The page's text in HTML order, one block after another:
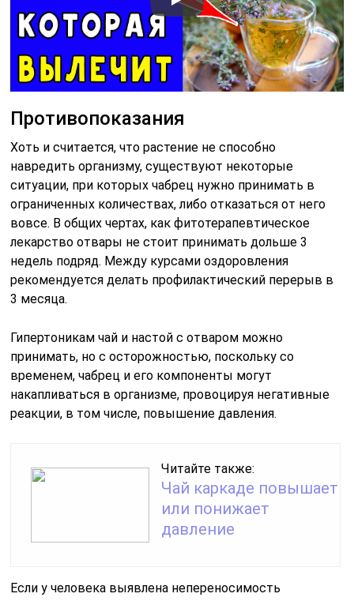
Противопоказания
Хоть и считается, что растение не способно
навредить организму, существуют некоторые
ситуации, при которых чабрец нужно принимать в
ограниченных количествах, либо отказаться от него
вовсе. В общих чертах, как фитотерапевтическое
лекарство отвары не стоит принимать дольше 3
недель подряд. Между курсами оздоровления
рекомендуется делать профилактический перерыв в
3 месяца.
Гипертоникам чай и настой с отваром можно
принимать, но с осторожностью, поскольку со
временем, чабрец и его компоненты могут
накапливаться в организме, провоцируя негативные
реакции, в том числе, повышение давления.
Читайте также:
Чай каркаде повышает
или понижает
давление
Если у человека выявлена непереносимость